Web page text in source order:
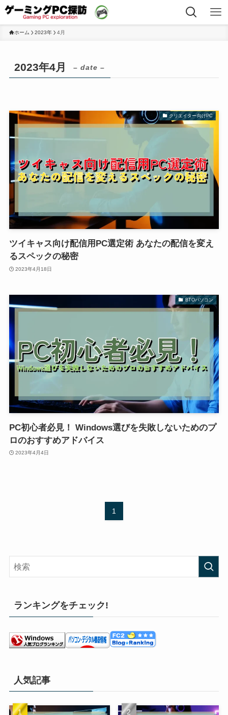
ホーム 2023年 4月
2023年4月 – date –
クリエイター向けPC
ツイキャス向け配信用PC選定術 あなたの配信を変え
るスペックの秘密
2023年4月18日
BTOパソコン
PC初心者必見！ Windows選びを失敗しないためのプ
ロのおすすめアドバイス
2023年4月4日
1
ランキングをチェック!
人気記事